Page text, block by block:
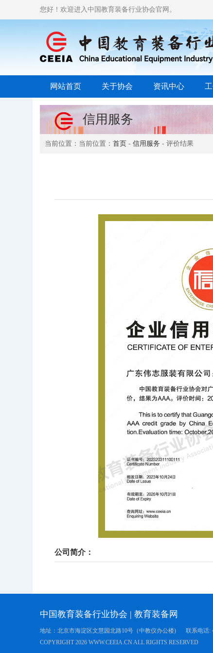
您好！欢迎进入中国教育装备行业协会官网。
网站首页 关于协会 资讯中心
信用服务
当前位置：当前位置： 首页 - 信用服务 - 评价结果
公司简介：
中国教育装备行业协会 | 教育装备网
地址：北京市海淀区文慧园北路10号（中教仪办公楼)
联系电话:
COPYRIGHT2026 WWW.CEEIA.CN ALL RIGHTS RESERVED